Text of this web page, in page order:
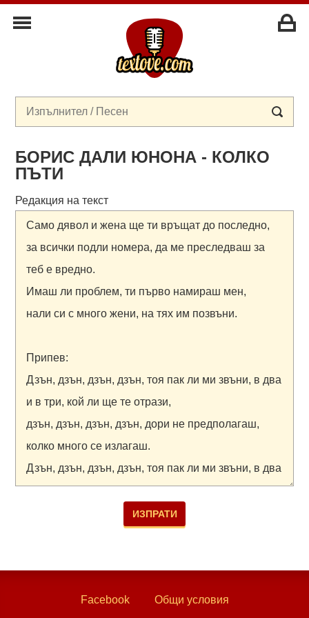
БОРИС ДАЛИ ЮНОНА - КОЛКО
ПЪТИ
Редакция на текст
Facebook Общи условия